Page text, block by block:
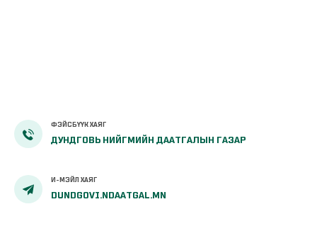
ФЭЙСБҮҮК ХАЯГ
ДУНДГОВЬ НИЙГМИЙН ДААТГАЛЫН ГАЗАР
И-МЭЙЛ ХАЯГ
DUNDGOVI.NDAATGAL.MN